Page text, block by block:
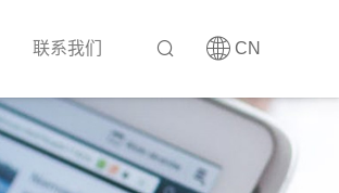
CN
联系我们